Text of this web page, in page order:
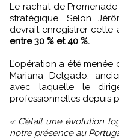
Le rachat de
stratégique. Selon
devrait enregistrer cette
entre 30 % et 40 %.
L’opération a été
Mariana Delgado,
avec laquelle le
professionnelles depuis
« C’était une évolution
notre présence au